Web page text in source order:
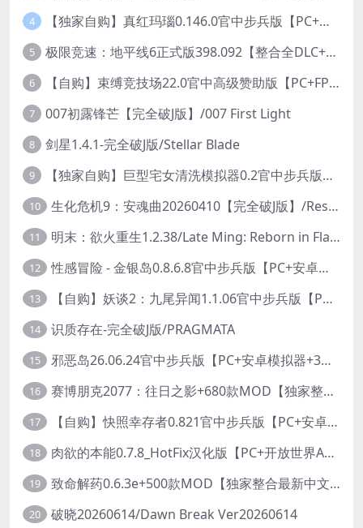
4 【独家自购】真红玛瑙0.146.0官中步兵版【PC+安卓模拟器+ACT神作+存档+作弊】/纯净的红玛瑙/Pure Onyx【3.14G】
5 极限竞速：地平线6正式版398.092【整合全DLC+614辆车存档】/Forza Horizon 6
6 【自购】束缚竞技场22.0官中高级赞助版【PC+FPS枪战射击/ACT动作/捏人/团队】/Bondage Arena Premium【43.7G】
7 007初露锋芒【完全破J版】/007 First Light
8 剑星1.4.1-完全破J版/Stellar Blade
9 【独家自购】巨型宅女清洗模拟器0.2官中步兵版【PC+安卓模拟器+3D互动SLG/开放世界/2026.6.6日新作】/巨人老婆清洗模拟器/Giant Waifu Wash Simulator【3G】
10 生化危机9：安魂曲20260410【完全破J版】/Resident Evil Requiem 9
11 明末：欲火重生1.2.38/Late Ming: Reborn in Flames
12 性感冒险 - 金银岛0.8.6.8官中步兵版【PC+安卓模拟器+3D生存冒险/开放世界/精品沙盒/扶她】/ Sensual Adventures - Treasure Island【9.3G】
13 【自购】妖谈2：九尾异闻1.1.06官中步兵版【PC+安卓模拟器+植物大战僵尸H版+塔防SLG】/Yokai Art 2- Tales of the Nine-Tails【4.13G】
14 识质存在-完全破J版/PRAGMATA
15 邪恶岛26.06.24官中步兵版【PC+安卓模拟器+3D大型生存/动作ACT/开放世界】/Wicked Island【7.53G】
16 赛博朋克2077：往日之影+680款MOD【独家整合最新中文MOD管理器+在线下载1.7万N网MOD】/Cyberpunk 2077 Ver2.31 MOD V2025.11.8
17 【自购】快照幸存者0.821官中步兵版【PC+安卓模拟器+肉鸽生存SLG/盗摄/偷拍】/Snapshot Survivor【643M】
18 肉欲的本能0.7.8_HotFix汉化版【PC+开放世界ACT/大作/UE5超高画质/扶她+超级存档】/Carnal Instinct【7.3G】
19 致命解药0.6.3e+500款MOD【独家整合最新中文MOD管理器+在线下载N网全部MOD】/The Killing Antidote Ver0.6.3e MOD Ver2026.3.12
20 破晓20260614/Dawn Break Ver20260614